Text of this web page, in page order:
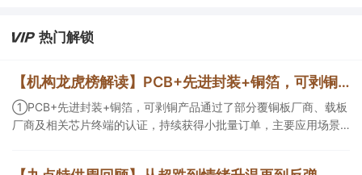
热门解锁
【机构龙虎榜解读】PCB+先进封装+铜箔，可剥铜产品通过了部分覆铜板厂商、载板厂商及相关芯片终端的认证，持续获得小批量订单，主要应用场景包括芯片封装光模块用PCB，机构大额净买入这家公司
①PCB+先进封装+铜箔，可剥铜产品通过了部分覆铜板厂商、载板
厂商及相关芯片终端的认证，持续获得小批量订单，主要应用场景